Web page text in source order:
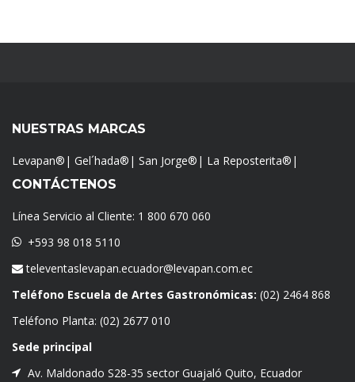
NUESTRAS MARCAS
Levapan® | Gel´hada® | San Jorge® | La Reposterita® |
CONTÁCTENOS
Línea Servicio al Cliente: 1 800 670 060
+593 98 018 5110
televentaslevapan.ecuador@levapan.com.ec
Teléfono Escuela de Artes Gastronómicas: (02) 2464 868
Teléfono Planta: (02) 2677 010
Sede principal
Av. Maldonado S28-35 sector Guajaló Quito, Ecuador